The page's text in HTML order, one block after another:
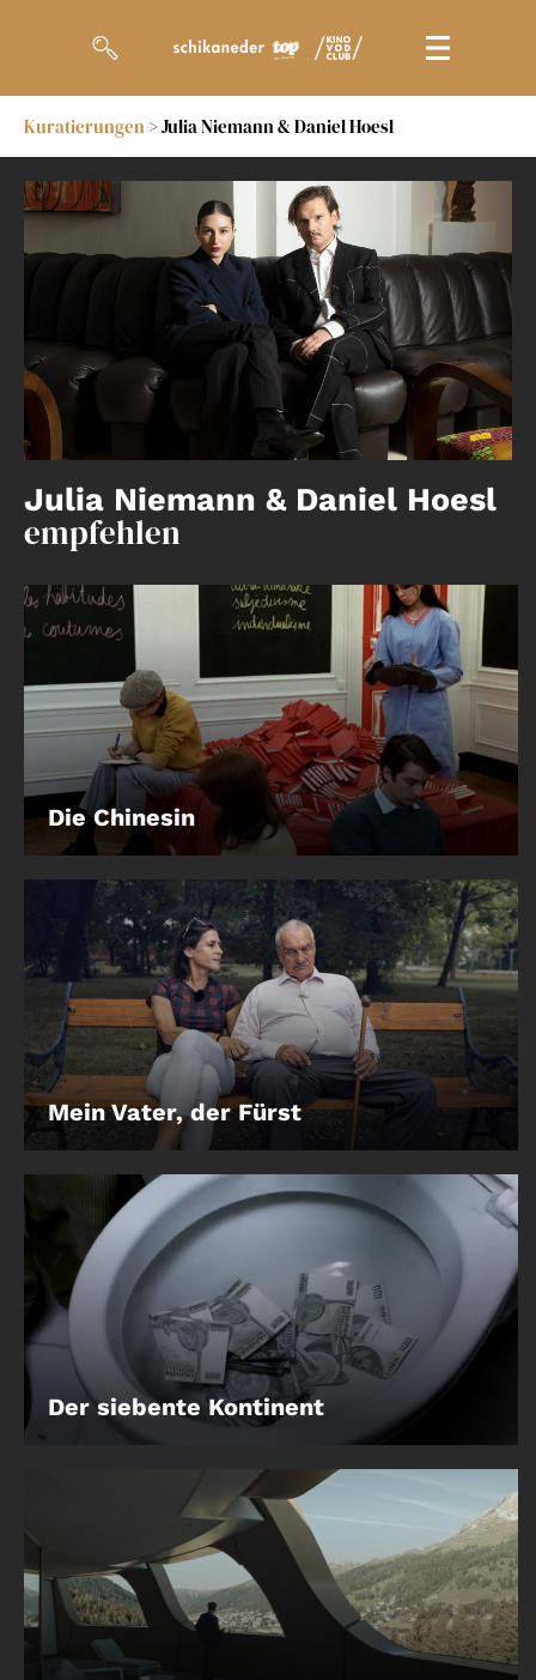
Filme
Magazin
Kuratierungen
Events
So geht’s
& Filmpässe
Account
Suche
Kuratierungen > Julia Niemann & Daniel Hoesl
Julia Niemann & Daniel Hoesl
empfehlen
Die Chinesin
Mein Vater, der Fürst
Der siebente Kontinent